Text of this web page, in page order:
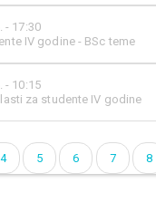
- 17:30
IV godine - BSc teme
- 10:15
za studente IV godine
4 5 6 7 8